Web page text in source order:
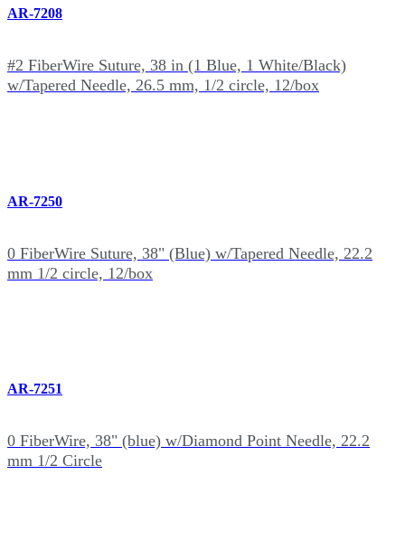
AR-7208
#2 FiberWire Suture, 38 in (1 Blue, 1 White/Black)
w/Tapered Needle, 26.5 mm, 1/2 circle, 12/box
AR-7250
0 FiberWire Suture, 38" (Blue) w/Tapered Needle, 22.2
mm 1/2 circle, 12/box
AR-7251
0 FiberWire, 38" (blue) w/Diamond Point Needle, 22.2
mm 1/2 Circle